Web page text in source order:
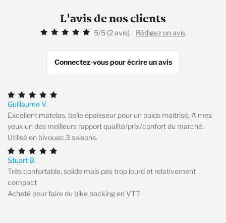
L'avis de nos clients
5/5 (2 avis) Rédigez un avis
Connectez-vous pour écrire un avis
Guillaume V.
Excellent matelas, belle épaisseur pour un poids maitrisé. A mes
yeux un des meilleurs rapport qualité/prix/confort du marché.
Utilisé en bivouac 3 saisons.
Stuart B.
Très confortable, solide mais pas trop lourd et relativement
compact
Acheté pour faire du bike packing en VTT